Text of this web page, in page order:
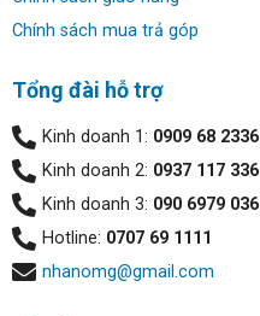
Chính sách mua trả góp
Tổng đài hỗ trợ
Kinh doanh 1: 0909 68 2336
Kinh doanh 2: 0937 117 336
Kinh doanh 3: 090 6979 036
Hotline: 0707 69 1111
nhanomg@gmail.com